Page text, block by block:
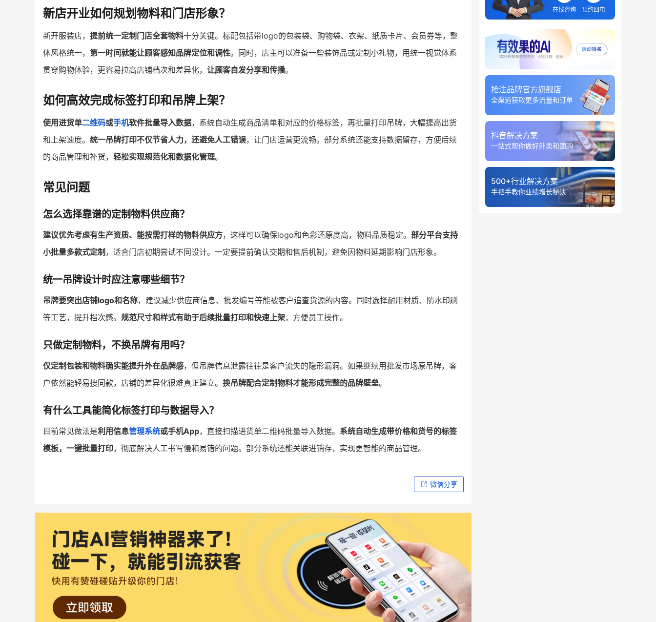
新店开业如何规划物料和门店形象？
新开服装店， 提前统一定制门店全套物料十分关键。标配包括带logo的包装袋、购物袋、衣架、纸质卡片、会员券等，整
体风格统一， 第一时间就能让顾客感知品牌定位和调性。同时，店主可以准备一些装饰品或定制小礼物，用统一视觉体系
贯穿购物体验，更容易拉高店铺档次和差异化， 让顾客自发分享和传播。
如何高效完成标签打印和吊牌上架？
使用进货单二维码或手机软件批量导入数据，系统自动生成商品清单和对应的价格标签，再批量打印吊牌，大幅提高出货
和上架速度。 统一吊牌打印不仅节省人力，还避免人工错误，让门店运营更流畅。部分系统还能支持数据留存，方便后续
的商品管理和补货， 轻松实现规范化和数据化管理。
常见问题
怎么选择靠谱的定制物料供应商？
建议优先考虑有生产资质、能按需打样的物料供应方，这样可以确保logo和色彩还原度高，物料品质稳定。 部分平台支持
小批量多款式定制 ，适合门店初期尝试不同设计。一定要提前确认交期和售后机制，避免因物料延期影响门店形象。
统一吊牌设计时应注意哪些细节？
吊牌要突出店铺logo和名称，建议减少供应商信息、批发编号等能被客户追查货源的内容。同时选择耐用材质、防水印刷
等工艺，提升档次感。 规范尺寸和样式有助于后续批量打印和快速上架，方便员工操作。
只做定制物料，不换吊牌有用吗？
仅定制包装和物料确实能提升外在品牌感，但吊牌信息泄露往往是客户流失的隐形漏洞。如果继续用批发市场原吊牌，客
户依然能轻易搜同款，店铺的差异化很难真正建立。 换吊牌配合定制物料才能形成完整的品牌壁垒。
有什么工具能简化标签打印与数据导入？
目前常见做法是利用信息管理系统或手机App，直接扫描进货单二维码批量导入数据。 系统自动生成带价格和货号的标签
模板，一键批量打印，彻底解决人工书写慢和易错的问题。部分系统还能关联进销存，实现更智能的商品管理。
微信分享
在线咨询 预约回电
抢注品牌官方旗舰店
全渠道获取更多流量和订单
抖音解决方案
一站式帮你做好外卖和团购
500+行业解决方案
手把手教你业绩增长秘诀